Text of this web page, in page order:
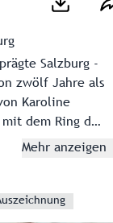
Salzburg -
zwölf Jahre als
Karoline
dem Ring des
Aus diesem
Mehr anzeigen